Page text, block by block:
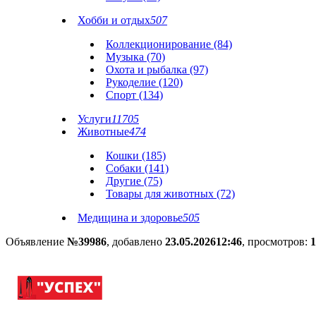
Хобби и отдых507
Коллекционирование (84)
Музыка (70)
Охота и рыбалка (97)
Рукоделие (120)
Спорт (134)
Услуги11705
Животные474
Кошки (185)
Собаки (141)
Другие (75)
Товары для животных (72)
Медицина и здоровье505
Объявление №39986, добавлено 23.05.202612:46, просмотров: